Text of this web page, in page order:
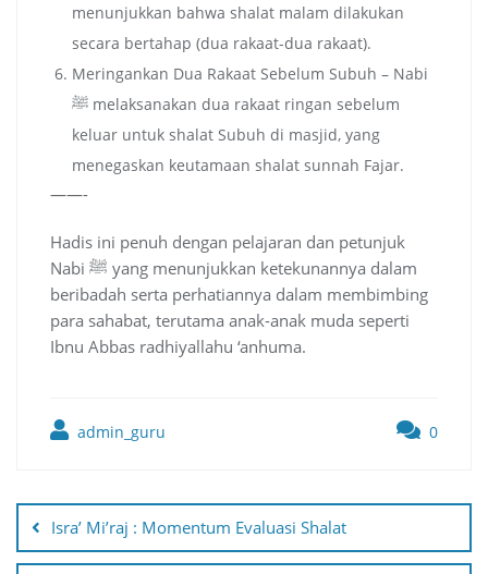
menunjukkan bahwa shalat malam dilakukan
secara bertahap (dua rakaat-dua rakaat).
Meringankan Dua Rakaat Sebelum Subuh – Nabi
ﷺ melaksanakan dua rakaat ringan sebelum
keluar untuk shalat Subuh di masjid, yang
menegaskan keutamaan shalat sunnah Fajar.
——-
Hadis ini penuh dengan pelajaran dan petunjuk
Nabi ﷺ yang menunjukkan ketekunannya dalam
beribadah serta perhatiannya dalam membimbing
para sahabat, terutama anak-anak muda seperti
Ibnu Abbas radhiyallahu ‘anhuma.
admin_guru 0
navigation
Isra’ Mi’raj : Momentum Evaluasi Shalat